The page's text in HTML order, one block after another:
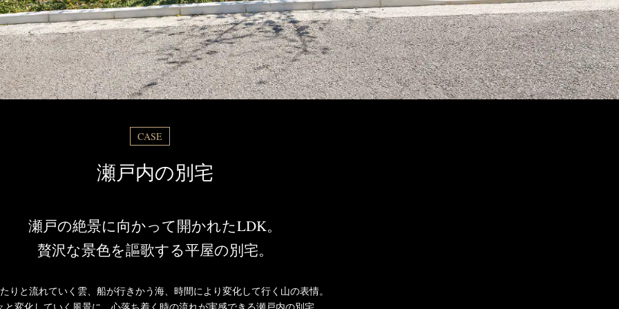
CASE
瀬戸内の別宅
瀬戸の絶景に向かって開かれたLDK。
贅沢な景色を謳歌する平屋の別宅。
りと流れていく雲、船が行きかう海、時間により変化して行く山の表情。